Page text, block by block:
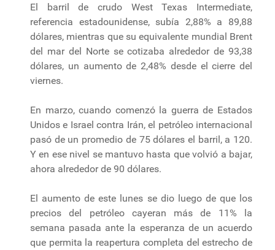
El barril de crudo West Texas Intermediate,
referencia estadounidense, subía 2,88% a 89,88
dólares, mientras que su equivalente mundial Brent
del mar del Norte se cotizaba alrededor de 93,38
dólares, un aumento de 2,48% desde el cierre del
viernes.
En marzo, cuando comenzó la guerra de Estados
Unidos e Israel contra Irán, el petróleo internacional
pasó de un promedio de 75 dólares el barril, a 120.
Y en ese nivel se mantuvo hasta que volvió a bajar,
ahora alrededor de 90 dólares.
El aumento de este lunes se dio luego de que los
precios del petróleo cayeran más de 11% la
semana pasada ante la esperanza de un acuerdo
que permita la reapertura completa del estrecho de